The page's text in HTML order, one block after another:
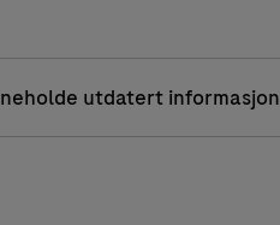
utdatert informasjon